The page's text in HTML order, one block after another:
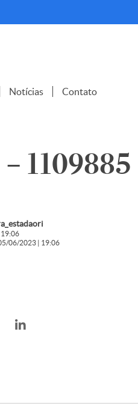
Notícias Contato
1109885
06/2023 | 19:06